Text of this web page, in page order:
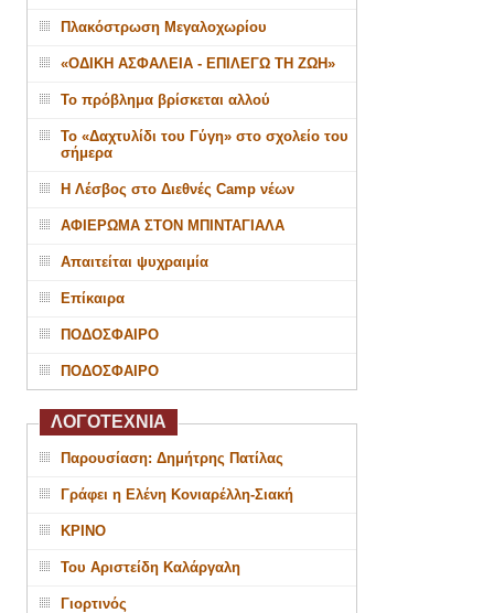
Πλακόστρωση Μεγαλοχωρίου
«ΟΔΙΚΗ ΑΣΦΑΛΕΙΑ - ΕΠΙΛΕΓΩ ΤΗ ΖΩΗ»
Το πρόβλημα βρίσκεται αλλού
Το «Δαχτυλίδι του Γύγη» στο σχολείο του
σήμερα
Η Λέσβος στο Διεθνές Camp νέων
ΑΦΙΕΡΩΜΑ ΣΤΟΝ ΜΠΙΝΤΑΓΙΑΛΑ
Απαιτείται ψυχραιμία
Επίκαιρα
ΠΟΔΟΣΦΑΙΡΟ
ΠΟΔΟΣΦΑΙΡΟ
ΛΟΓΟΤΕΧΝΙΑ
Παρουσίαση: Δημήτρης Πατίλας
Γράφει η Ελένη Κονιαρέλλη-Σιακή
ΚΡΙΝΟ
Του Αριστείδη Καλάργαλη
Γιορτινός